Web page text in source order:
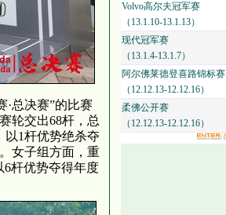
·总决赛”的比赛
轮交出68杆，总
以1杆优势绝杀夺
女子组方面，重
6杆优势夺得年度
Volvo高尔夫冠军赛
（13.1.10-13.1.13）
现代冠军赛
（13.1.4-13.1.7）
阿尔佛莱德登喜路锦标赛
（12.12.13-12.12.16）
柔佛公开赛
（12.12.13-12.12.16）